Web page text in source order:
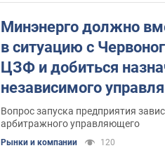
Минэнерго должно
в ситуацию с
ЦЗФ и добиться
независимого
депутат
Вопрос запуска предприятия
арбитражного управляющего
Рынки и компании 120